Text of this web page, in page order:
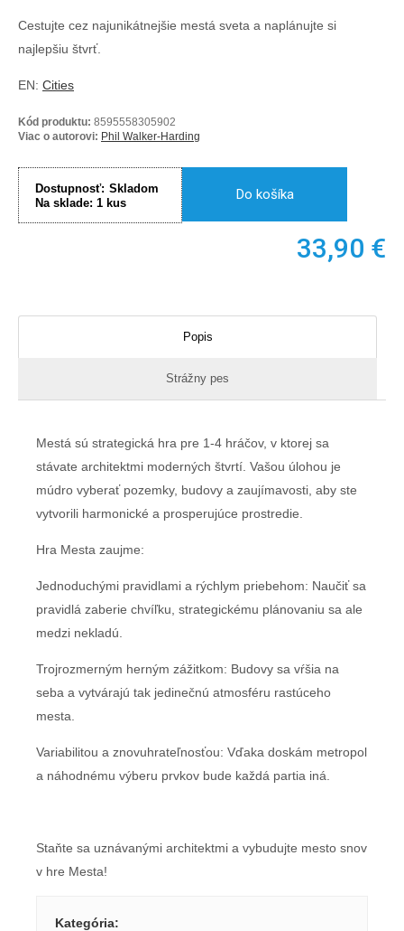
Cestujte cez najunikátnejšie mestá sveta a naplánujte si
najlepšiu štvrť.
EN: Cities
Kód produktu: 8595558305902
Viac o autorovi: Phil Walker-Harding
Dostupnosť: Skladom
Na sklade: 1 kus
Do košíka
33,90 €
Popis
Strážny pes
Mestá sú strategická hra pre 1-4 hráčov, v ktorej sa
stávate architektmi moderných štvrtí. Vašou úlohou je
múdro vyberať pozemky, budovy a zaujímavosti, aby ste
vytvorili harmonické a prosperujúce prostredie.
Hra Mesta zaujme:
Jednoduchými pravidlami a rýchlym priebehom: Naučiť sa
pravidlá zaberie chvíľku, strategickému plánovaniu sa ale
medzi nekladú.
Trojrozmerným herným zážitkom: Budovy sa vŕšia na
seba a vytvárajú tak jedinečnú atmosféru rastúceho
mesta.
Variabilitou a znovuhrateľnosťou: Vďaka doskám metropol
a náhodnému výberu prvkov bude každá partia iná.
Staňte sa uznávanými architektmi a vybudujte mesto snov
v hre Mesta!
Kategória: